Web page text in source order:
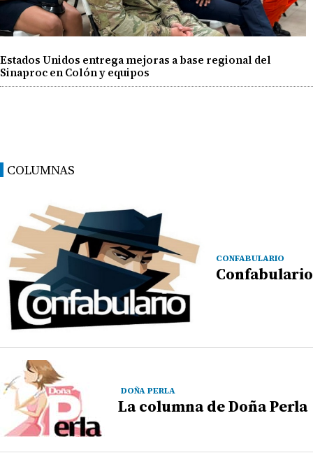
Estados Unidos entrega mejoras a base regional del
Sinaproc en Colón y equipos
COLUMNAS
CONFABULARIO
Confabulario
DOÑA PERLA
La columna de Doña Perla